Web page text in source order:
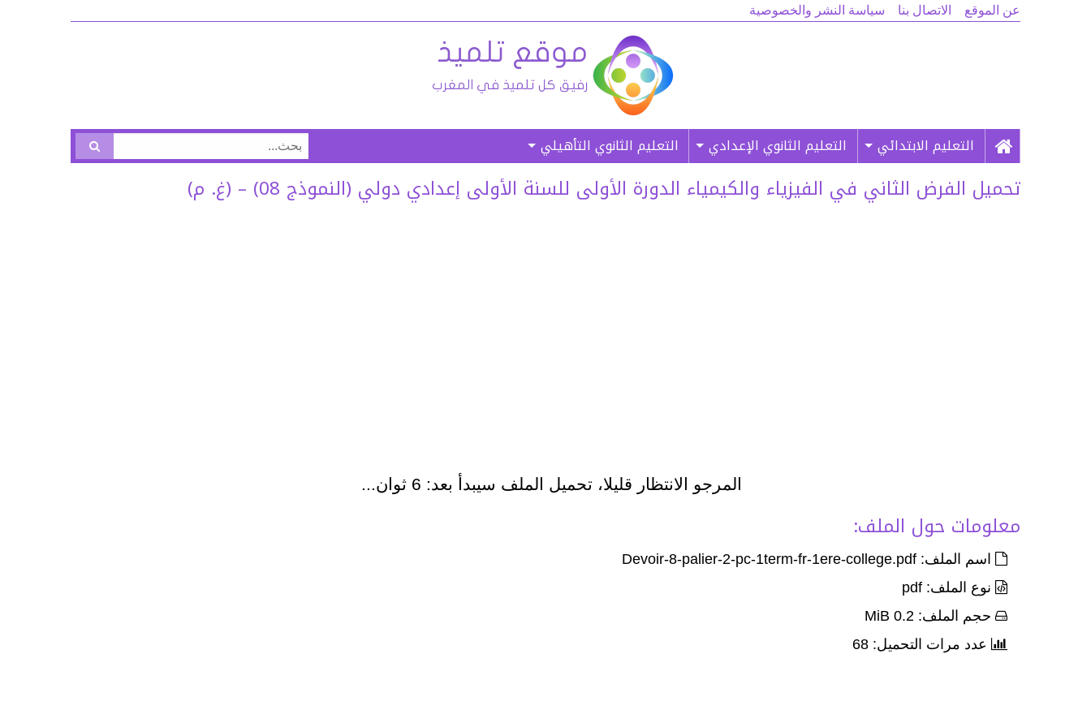
عن الموقع الاتصال بنا سياسة النشر والخصوصية
التعليم الابتدائي التعليم الثانوي الإعدادي التعليم الثانوي التأهيلي
البحث
عن:
تحميل الفرض الثاني في الفيزياء والكيمياء الدورة الأولى للسنة الأولى إعدادي دولي (النموذج 08) – (غ. م)
المرجو الانتظار قليلا، تحميل الملف سيبدأ بعد: 5 ثوان...
معلومات حول الملف:
اسم الملف: Devoir-8-palier-2-pc-1term-fr-1ere-college.pdf
نوع الملف: pdf
حجم الملف: 0.2 MiB
عدد مرات التحميل: 68